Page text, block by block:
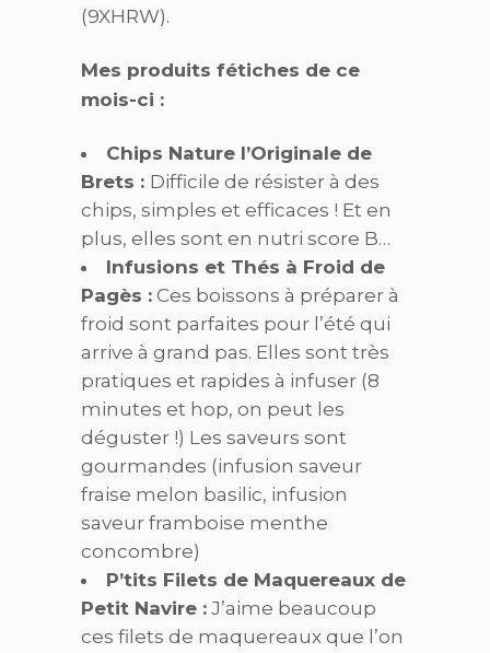
(9XHRW).
Mes produits fétiches de ce
mois-ci :
Chips Nature l’Originale de
Brets : Difficile de résister à des
chips, simples et efficaces ! Et en
plus, elles sont en nutri score B…
Infusions et Thés à Froid de
Pagès : Ces boissons à préparer à
froid sont parfaites pour l’été qui
arrive à grand pas. Elles sont très
pratiques et rapides à infuser (8
minutes et hop, on peut les
déguster !) Les saveurs sont
gourmandes (infusion saveur
fraise melon basilic, infusion
saveur framboise menthe
concombre)
P’tits Filets de Maquereaux de
Petit Navire : J’aime beaucoup
ces filets de maquereaux que l’on